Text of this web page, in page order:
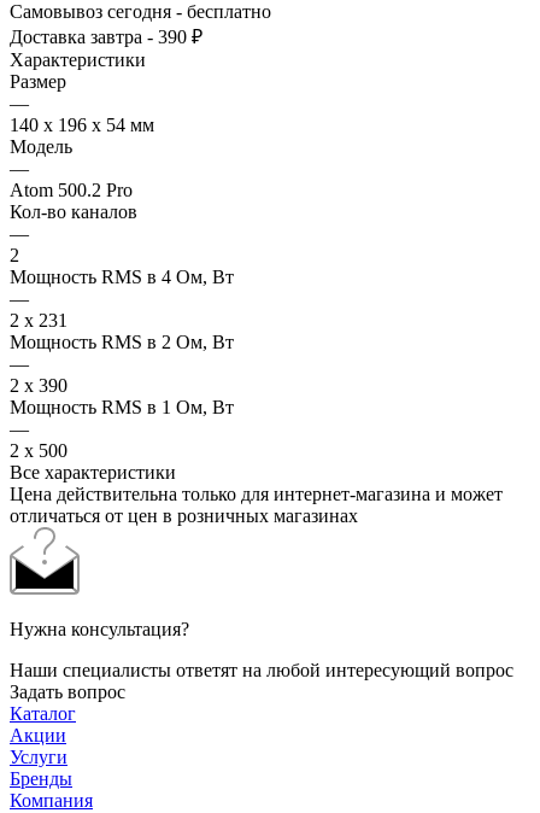
Самовывоз сегодня - бесплатно
Доставка завтра - 390 ₽
Характеристики
Размер
—
140 x 196 x 54 мм
Модель
—
Atom 500.2 Pro
Кол-во каналов
—
2
Мощность RMS в 4 Ом, Вт
—
2 x 231
Мощность RMS в 2 Ом, Вт
—
2 x 390
Мощность RMS в 1 Ом, Вт
—
2 x 500
Все характеристики
Цена действительна только для интернет-магазина и может
отличаться от цен в розничных магазинах
Нужна консультация?
Наши специалисты ответят на любой интересующий вопрос
Задать вопрос
Каталог
Акции
Услуги
Бренды
Компания